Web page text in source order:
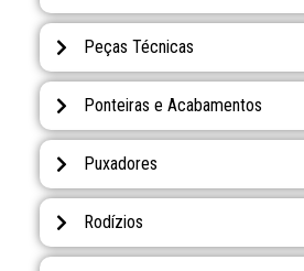
Peças Técnicas
Ponteiras e Acabamentos
Puxadores
Rodízios